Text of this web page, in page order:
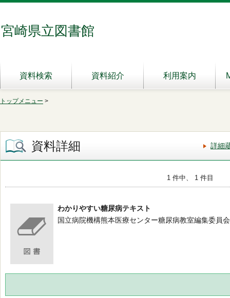
宮崎県立図書館
資料検索 資料紹介 利用案内
トップメニュー >
資料詳細 詳細
1 件中、 1 件目
わかりやすい糖尿病テキスト
国立病院機構熊本医療センター糖尿病教室編集委員